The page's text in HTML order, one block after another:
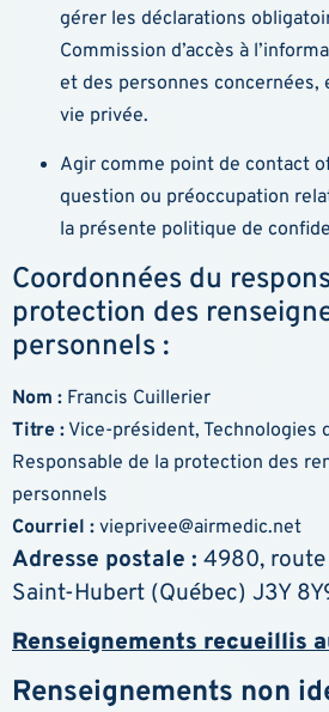
gérer les déclarations
Commission d’accès à
et des personnes concernées,
vie privée.
Agir comme point de contact
question ou préoccupation
la présente politique de
Coordonnées du
protection des
personnels :
Nom : Francis Cuillerier
Titre : Vice-président, Technologies
Responsable de la protection des
personnels
Courriel : vieprivee@airmedic.net
Adresse postale : 4980, route
Saint-Hubert (Québec) J3Y
Renseignements recueillis
Renseignements non